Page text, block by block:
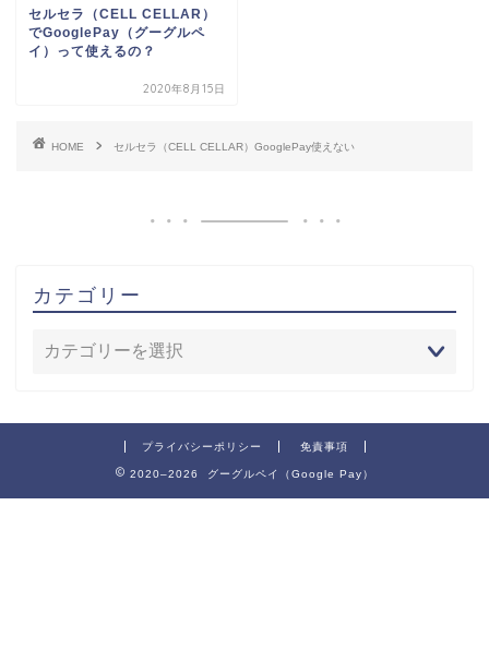
セルセラ（CELL CELLAR）
でGooglePay（グーグルペ
イ）って使えるの？
2020年8月15日
HOME セルセラ（CELL CELLAR）GooglePay使えない
カテゴリー
プライバシーポリシー 免責事項
2020–2026 グーグルペイ（Google Pay）